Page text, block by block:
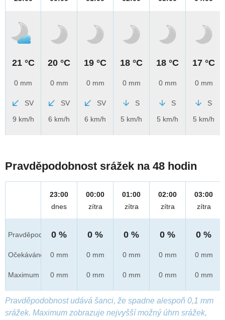
21 °C
0 mm
SV
9 km/h
20 °C
0 mm
SV
6 km/h
19 °C
0 mm
SV
6 km/h
18 °C
0 mm
S
5 km/h
18 °C
0 mm
S
5 km/h
17 °C
0 mm
S
5 km/h
Pravděpodobnost srážek na 48 hodin
Pravděpod.
Očekáváno
Maximum
23:00
dnes
0 %
0 mm
0 mm
00:00
zítra
0 %
0 mm
0 mm
01:00
zítra
0 %
0 mm
0 mm
02:00
zítra
0 %
0 mm
0 mm
03:00
zítra
0 %
0 mm
0 mm
Pravděpodobnost udává šanci, že spadne alespoň 0,1 mm
srážek. Maximum zobrazuje nejvyšší možný úhrn srážek,